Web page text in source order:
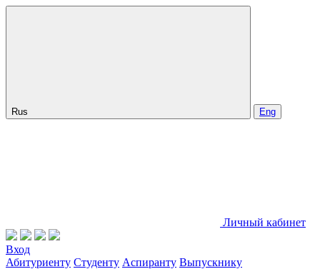
Rus Eng
Личный кабинет
Вход
Абитуриенту Студенту Аспиранту Выпускнику